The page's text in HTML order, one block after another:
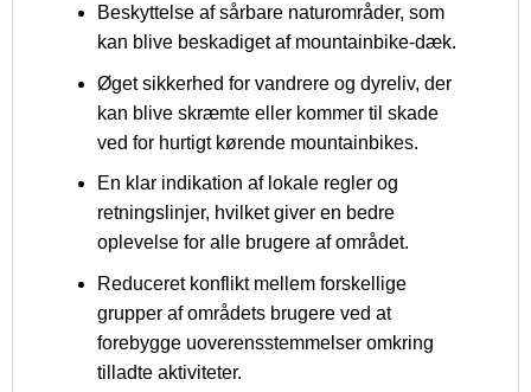
Beskyttelse af sårbare naturområder, som
kan blive beskadiget af mountainbike-dæk.
Øget sikkerhed for vandrere og dyreliv, der
kan blive skræmte eller kommer til skade
ved for hurtigt kørende mountainbikes.
En klar indikation af lokale regler og
retningslinjer, hvilket giver en bedre
oplevelse for alle brugere af området.
Reduceret konflikt mellem forskellige
grupper af områdets brugere ved at
forebygge uoverensstemmelser omkring
tilladte aktiviteter.